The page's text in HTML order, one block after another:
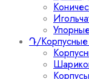
Դ/
Корпусы